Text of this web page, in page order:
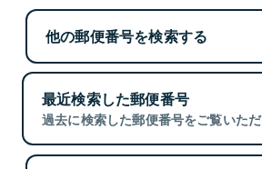
他の郵便番号を検索する
最近検索した郵便番号
過去に検索した郵便番号をご覧いただ